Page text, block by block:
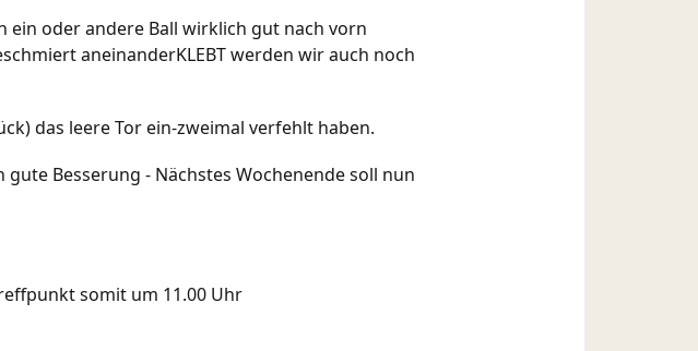
ein oder andere Ball wirklich gut nach vorn
aneinanderKLEBT werden wir auch noch
das leere Tor ein-zweimal verfehlt haben.
Besserung - Nächstes Wochenende soll nun
somit um 11.00 Uhr